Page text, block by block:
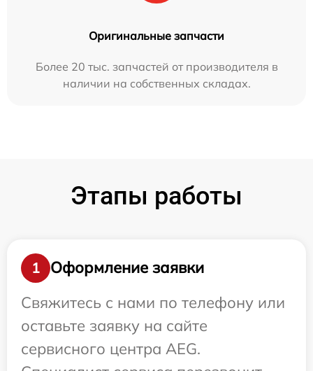
Оригинальные запчасти
Более 20 тыс. запчастей от производителя в
наличии на собственных складах.
Этапы работы
1
Оформление заявки
Свяжитесь с нами по телефону или
оставьте заявку на сайте
сервисного центра AEG.